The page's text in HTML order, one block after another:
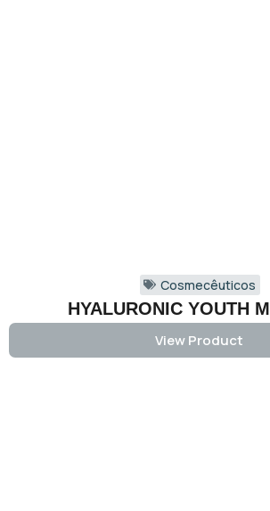
Cosmecêuticos
HYALURONIC YOUTH
View Product